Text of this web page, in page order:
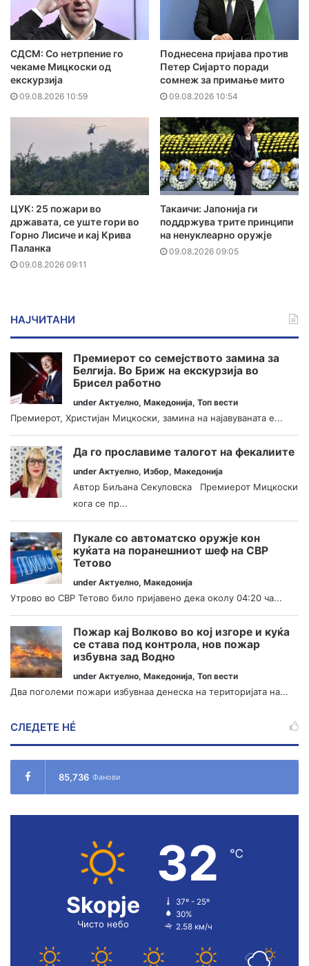
СДСМ: Со нетрпение го
чекаме Мицкоски од
екскурзија
09.08.2026 10:59
Поднесена пријава против
Петер Сијарто поради
сомнеж за примање мито
09.08.2026 10:54
ЦУК: 25 пожари во
државата, се уште гори во
Горно Лисиче и кај Крива
Паланка
09.08.2026 09:11
Такаичи: Јапонија ги
поддржува трите принципи
на ненуклеарно оружје
09.08.2026 09:05
НАЈЧИТАНИ
Премиерот со семејството замина за
Белгија. Во Бриж на екскурзија во
Брисел работно
under Актуелно, Македонија, Топ вести
Премиерот, Христијан Мицкоски, замина на најавуваната е...
Да го прославиме талогот на фекалиите
under Актуелно, Избор, Македонија
Автор Биљана Секуловска Премиерот Мицкоски
кога се пр...
Пукале со автоматско оружје кон
куќата на поранешниот шеф на СВР
Тетово
under Актуелно, Македонија
Утрово во СВР Тетово било пријавено дека околу 04:20 ча...
Пожар кај Волково во кој изгоре и куќа
се става под контрола, нов пожар
избувна зад Водно
under Актуелно, Македонија, Топ вести
Два поголеми пожари избувнаа денеска на територијата на...
СЛЕДЕТЕ НÉ
85,736 Фанови
Skopje
Чисто небо
32 ℃
37º - 25º
30%
2.58 км/ч